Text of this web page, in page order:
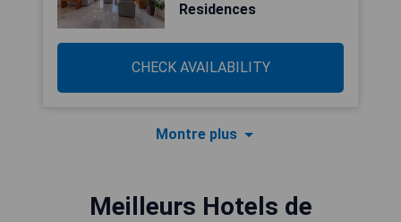
Residences
CHECK AVAILABILITY
Montre plus
Meilleurs Hotels de